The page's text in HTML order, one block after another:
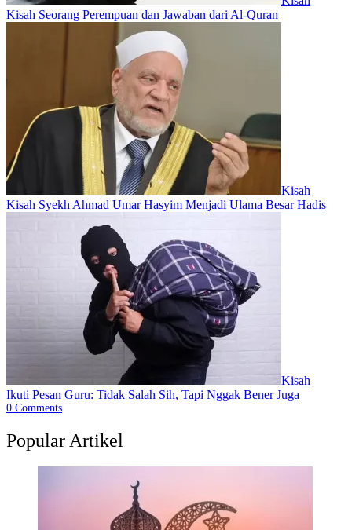
Kisah Seorang Perempuan dan Jawaban dari Al-Quran
Kisah
Kisah Syekh Ahmad Umar Hasyim Menjadi Ulama Besar Hadis
Kisah
Ikuti Pesan Guru: Tidak Salah Sih, Tapi Nggak Bener Juga
0 Comments
Popular Artikel